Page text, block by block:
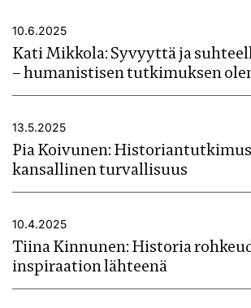
10.6.2025
Kati Mikkola: Syvyyttä ja
– humanistisen tutkimuksen
13.5.2025
Pia Koivunen:
kansallinen turvallisuus
10.4.2025
Tiina Kinnunen: Historia
inspiraation lähteenä